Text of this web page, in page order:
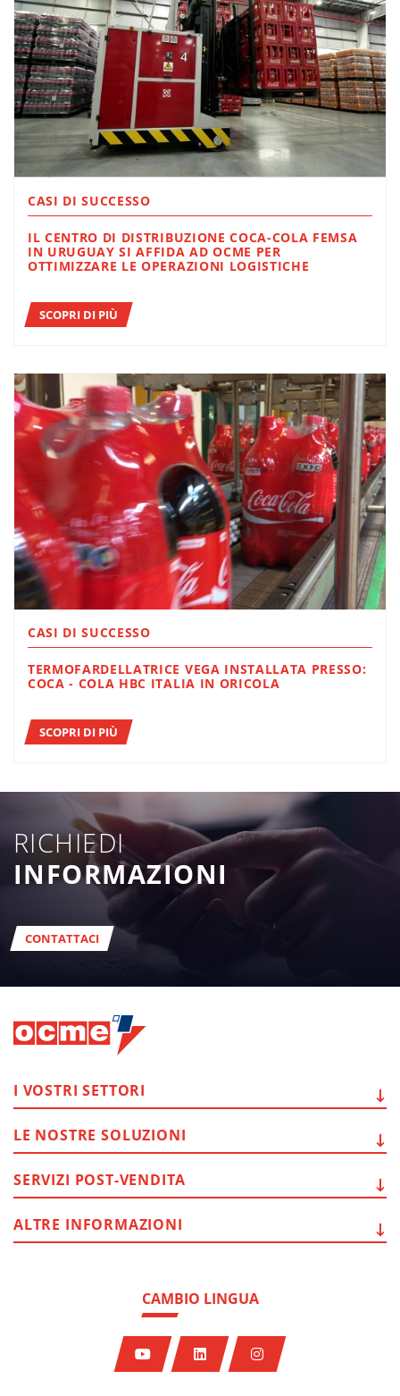
CASI DI SUCCESSO
IL CENTRO DI DISTRIBUZIONE COCA-COLA FEMSA
IN URUGUAY SI AFFIDA AD OCME PER
OTTIMIZZARE LE OPERAZIONI LOGISTICHE
SCOPRI DI PIÙ
CASI DI SUCCESSO
TERMOFARDELLATRICE VEGA INSTALLATA PRESSO:
COCA - COLA HBC ITALIA IN ORICOLA
SCOPRI DI PIÙ
RICHIEDI
INFORMAZIONI
CONTATTACI
CAMBIO LINGUA
I VOSTRI SETTORI
LE NOSTRE SOLUZIONI
SERVIZI POST-VENDITA
ALTRE INFORMAZIONI